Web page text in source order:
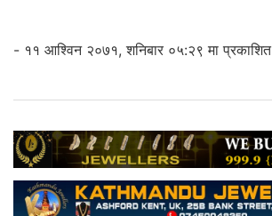
- ११ आश्विन २०७१, शनिबार ०५:२९ मा प्रकाशित